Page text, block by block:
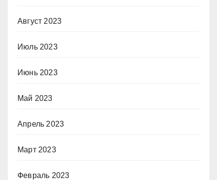
Август 2023
Июль 2023
Июнь 2023
Май 2023
Апрель 2023
Март 2023
Февраль 2023